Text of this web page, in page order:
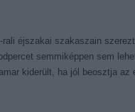
éjszakai szakaszain
semmiképpen sem
kiderült, ha jól beosztja az